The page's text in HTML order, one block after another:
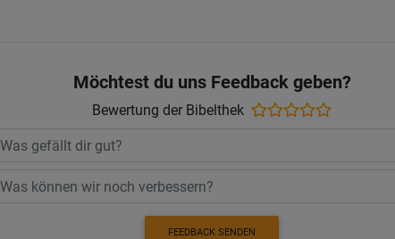
Möchtest du uns Feedback geben?
Bewertung der Bibelthek
FEEDBACK SENDEN